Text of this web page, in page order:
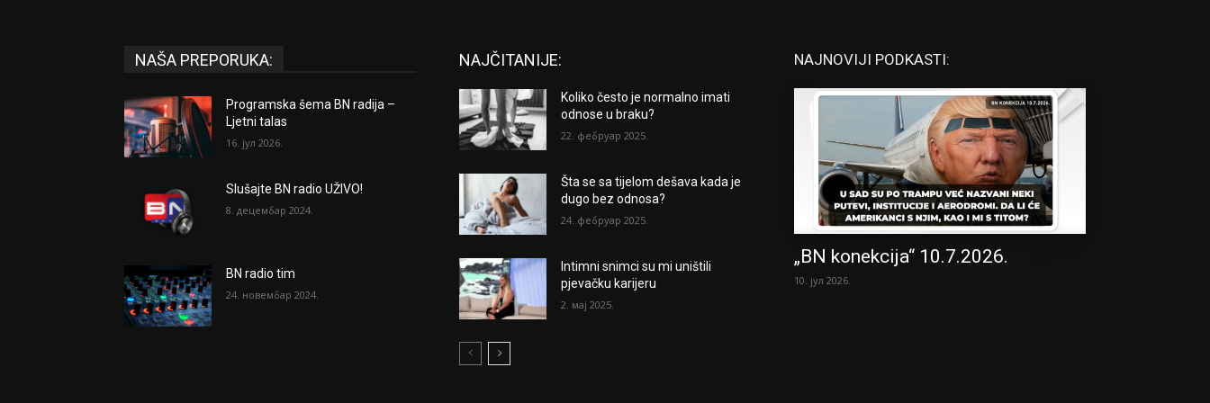
NAŠA PREPORUKA:
Programska šema BN radija –
Ljetni talas
16. јул 2026.
Slušajte BN radio UŽIVO!
8. децембар 2024.
BN radio tim
24. новембар 2024.
NAJČITANIJE:
Koliko često je normalno imati
odnose u braku?
22. фебруар 2025.
Šta se sa tijelom dešava kada je
dugo bez odnosa?
24. фебруар 2025.
Intimni snimci su mi uništili
pjevačku karijeru
2. мај 2025.
NAJNOVIJI PODKASTI:
„BN konekcija“ 10.7.2026.
10. јул 2026.